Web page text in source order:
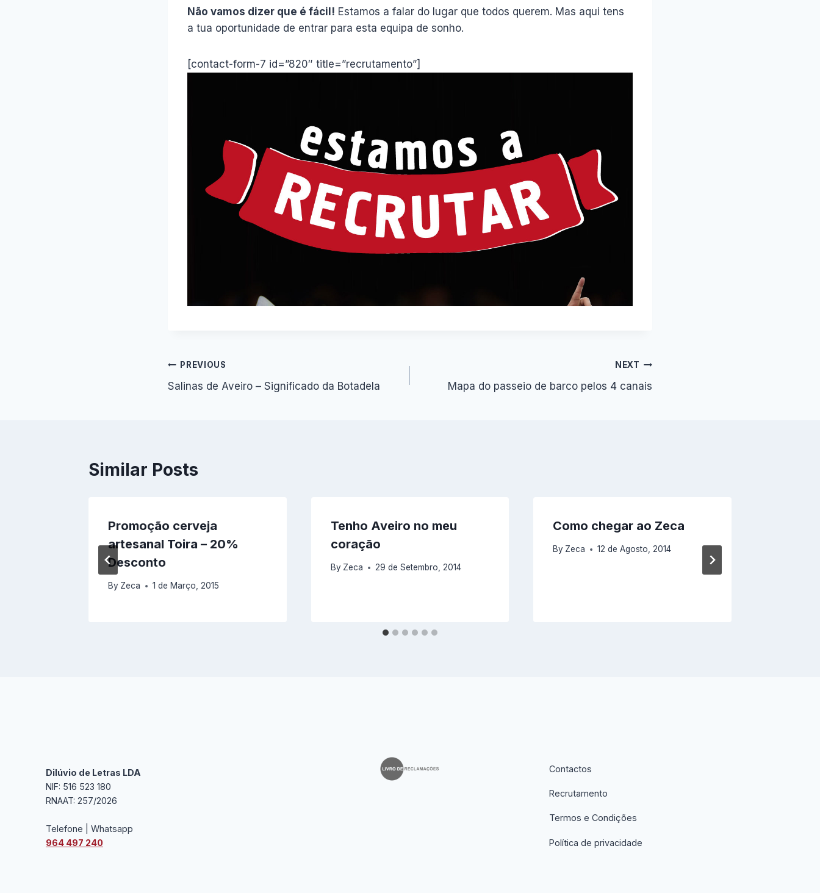
Não vamos dizer que é fácil! Estamos a falar do lugar que todos querem. Mas aqui tens
a tua oportunidade de entrar para esta equipa de sonho.
[contact-form-7 id=”820″ title=”recrutamento”]
Navegação
de
PREVIOUS
Salinas de Aveiro – Significado da Botadela
NEXT
Mapa do passeio de barco pelos 4 canais
Similar Posts
Promoção cerveja
artesanal Toira – 20%
Desconto
By Zeca 1 de Março, 2015
Tenho Aveiro no meu
coração
By Zeca 29 de Setembro, 2014
Como chegar ao Zeca
By Zeca 12 de Agosto, 2014
Dilúvio de Letras LDA
NIF: 516 523 180
RNAAT: 257/2026
Telefone | Whatsapp
964 497 240
Contactos
Recrutamento
Termos e Condições
Política de privacidade